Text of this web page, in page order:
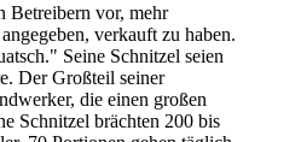
Betreibern vor, mehr
verkauft zu haben.
Seine Schnitzel seien
Der Großteil seiner
die einen großen
Schnitzel brächten 200 bis